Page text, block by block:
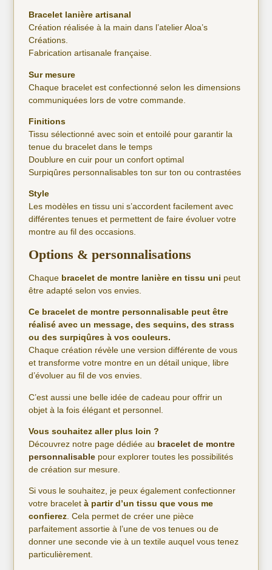
Bracelet lanière artisanal
Création réalisée à la main dans l’atelier Aloa’s
Créations.
Fabrication artisanale française.
Sur mesure
Chaque bracelet est confectionné selon les dimensions
communiquées lors de votre commande.
Finitions
Tissu sélectionné avec soin et entoilé pour garantir la
tenue du bracelet dans le temps
Doublure en cuir pour un confort optimal
Surpiqûres personnalisables ton sur ton ou contrastées
Style
Les modèles en tissu uni s’accordent facilement avec
différentes tenues et permettent de faire évoluer votre
montre au fil des occasions.
Options & personnalisations
Chaque bracelet de montre lanière en tissu uni peut
être adapté selon vos envies.
Ce bracelet de montre personnalisable peut être
réalisé avec un message, des sequins, des strass
ou des surpiqûres à vos couleurs.
Chaque création révèle une version différente de vous
et transforme votre montre en un détail unique, libre
d’évoluer au fil de vos envies.
C’est aussi une belle idée de cadeau pour offrir un
objet à la fois élégant et personnel.
Vous souhaitez aller plus loin ?
Découvrez notre page dédiée au bracelet de montre
personnalisable pour explorer toutes les possibilités
de création sur mesure.
Si vous le souhaitez, je peux également confectionner
votre braceletà partir d’un tissu que vous me
confierez. Cela permet de créer une pièce
parfaitement assortie à l’une de vos tenues ou de
donner une seconde vie à un textile auquel vous tenez
particulièrement.